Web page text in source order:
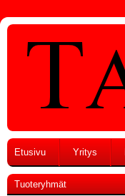
Etusivu Yritys
Tuoteryhmät